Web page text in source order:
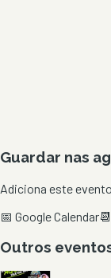
Guardar nas
Adiciona este
📅 Google Calendar
Outros